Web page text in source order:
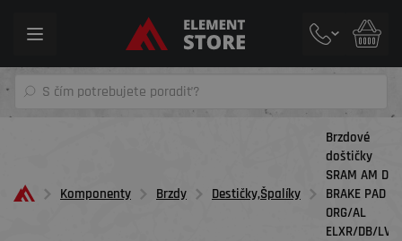
Toggle
Komponenty Brzdy Destičky,Špalíky
Brzdové
doštičky
SRAM AM DB
BRAKE PAD
ORG/AL
ELXR/DB/LVL